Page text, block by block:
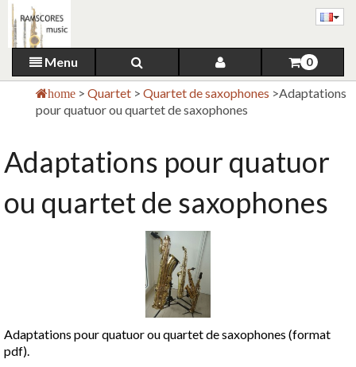
Menu 0
home > Quartet > Quartet de saxophones >Adaptations
pour quatuor ou quartet de saxophones
Adaptations pour quatuor
ou quartet de saxophones
Adaptations pour quatuor ou quartet de saxophones (format
pdf).